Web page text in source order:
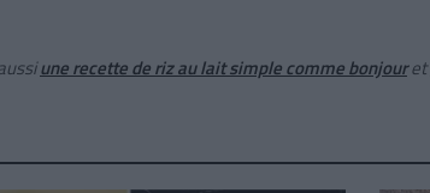
une recette de riz au lait simple comme bonjouret